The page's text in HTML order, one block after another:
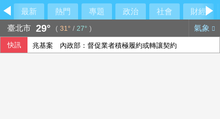
最新 熱門 專題 政治 社會
財經
臺北市 29° ( 31° / 27° ) 氣象
快訊 兆基案 內政部：督促業者積極履約或轉讓契約